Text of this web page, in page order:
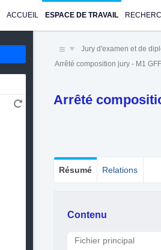
ACCUEIL ESPACE DE TRAVAIL
Jury d'examen et de
Arrêté composition jury - M1
Arrêté
Résumé Relations
Contenu
Fichier principal